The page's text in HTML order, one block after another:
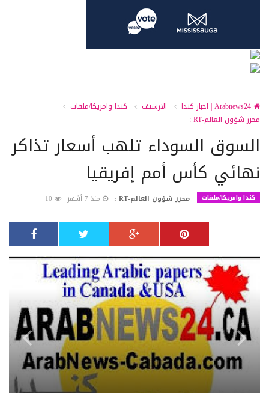
الارشيف
كندا وامريكا/ملفات
محرر شؤون العالم-RT :
السوق السوداء تلهب أسعار تذاكر
نهائي كأس أمم إفريقيا
كندا وامريكا/ملفات محرر شؤون العالم-RT : منذ 7 أشهر